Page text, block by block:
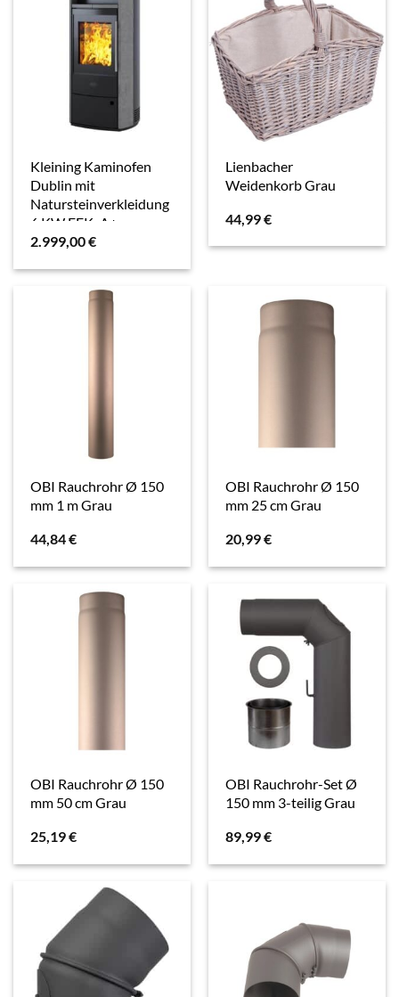
Kleining Kaminofen
Dublin mit
Natursteinverkleidung
6 KW EEK: A+
2.999,00€
Lienbacher
Weidenkorb Grau
44,99€
OBI Rauchrohr Ø 150
mm 1 m Grau
44,84€
OBI Rauchrohr Ø 150
mm 25 cm Grau
20,99€
OBI Rauchrohr Ø 150
mm 50 cm Grau
25,19€
OBI Rauchrohr-Set Ø
150 mm 3-teilig Grau
89,99€